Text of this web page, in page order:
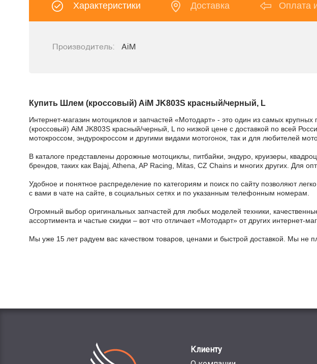
Характеристики Доставка Оплата
Производитель: AiM
Купить Шлем (кроссовый) AiM JK803S красный/черный, L
Интернет-магазин мотоциклов и запчастей «Мотодарт» - это один из самых
(кроссовый) AiM JK803S красный/черный, L по низкой цене с доставкой по всей
мотокроссом, эндурокроссом и другими видами мотогонок, так и для любителей
В каталоге представлены дорожные мотоциклы, питбайки, эндуро, круизеры,
брендов, таких как Bajaj, Athena, AP Racing, Mitas, CZ Chains и многих других. Для
Удобное и понятное распределение по категориям и поиск по сайту позволяют
с вами в чате на сайте, в социальных сетях и по указанным телефонным номерам.
Огромный выбор оригинальных запчастей для любых моделей техники,
ассортимента и частые скидки – вот что отличает «Мотодарт» от других интернет-
Мы уже 15 лет радуем вас качеством товаров, ценами и быстрой доставкой. Мы не
Клиенту